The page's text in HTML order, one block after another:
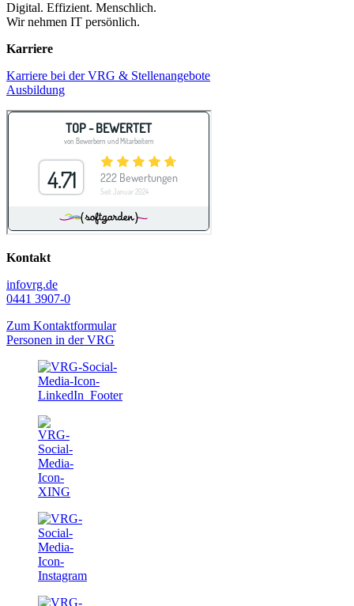
Digital. Effizient. Menschlich.
Wir nehmen IT persönlich.
Karriere
Karriere bei der VRG & Stellenangebote
Ausbildung
Kontakt
infovrg.de
0441 3907-0
Zum Kontaktformular
Personen in der VRG